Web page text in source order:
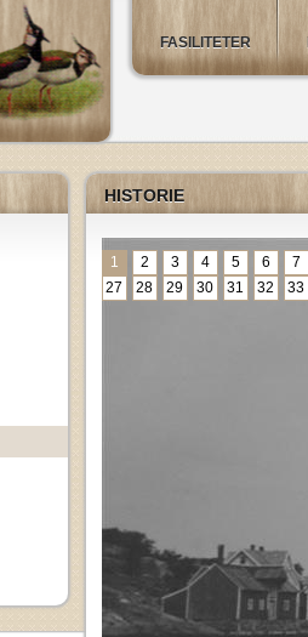
FASILITETER
HISTORIE
1 2 3 4 5 6
7
27
28 29 30 31 32 33